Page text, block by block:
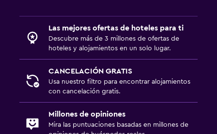
Las mejores ofertas de hoteles para ti
Descubre más de 3 millones de ofertas de
hoteles y alojamientos en un solo lugar.
CANCELACIÓN GRATIS
Usa nuestro filtro para encontrar alojamientos
con cancelación gratis.
Millones de opiniones
Mira las puntuaciones basadas en millones de